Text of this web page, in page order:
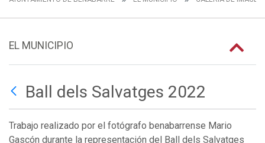
EL MUNICIPIO
Ball dels Salvatges 2022
Trabajo realizado por el fotógrafo benabarrense Mario
Gascón durante la representación del Ball dels Salvatges